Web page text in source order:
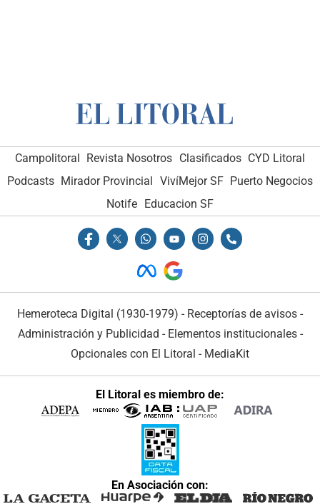
Campolitoral Revista Nosotros Clasificados CYD Litoral
Podcasts Mirador Provincial VivíMejor SF Puerto Negocios
Notife
Educacion SF
Hemeroteca Digital (1930-1979) - Receptorías de avisos -
Administración y Publicidad - Elementos institucionales-
Opcionales con El Litoral - MediaKit
El Litoral es miembro de:
En Asociación con: